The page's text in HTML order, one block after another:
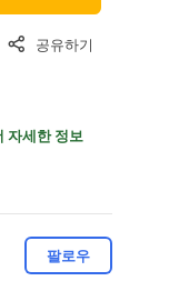
공유하기
자세한 정보
팔로우